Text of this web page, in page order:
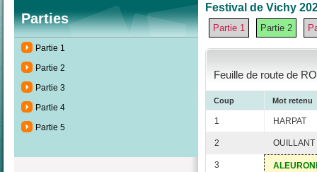
Parties
Partie 1
Partie 2
Partie 3
Partie 4
Partie 5
Festival de Vichy
Partie 1 Partie 2
Feuille de route de
Coup Mot retenu
1 HARPAT
2 OUILLANT
3